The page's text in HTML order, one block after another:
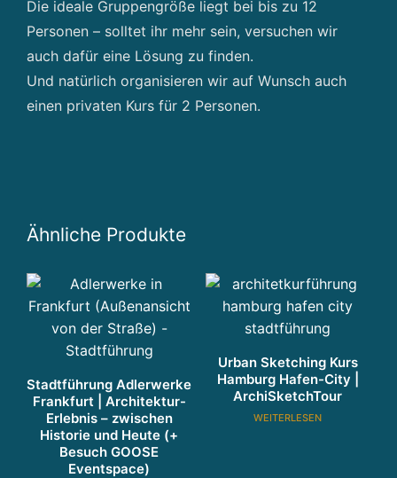
Die ideale Gruppengröße liegt bei bis zu 12
Personen – solltet ihr mehr sein, versuchen wir
auch dafür eine Lösung zu finden.
Und natürlich organisieren wir auf Wunsch auch
einen privaten Kurs für 2 Personen.
Ähnliche Produkte
Stadtführung Adlerwerke
Frankfurt | Architektur-
Erlebnis – zwischen
Historie und Heute (+
Besuch GOOSE
Eventspace)
Urban Sketching Kurs
Hamburg Hafen-City |
ArchiSketchTour
WEITERLESEN